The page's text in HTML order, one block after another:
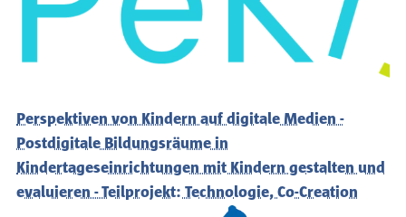
Perspektiven von Kindern auf digitale Medien -
Postdigitale Bildungsräume in
Kindertageseinrichtungen mit Kindern gestalten und
evaluieren - Teilprojekt: Technologie, Co-Creation